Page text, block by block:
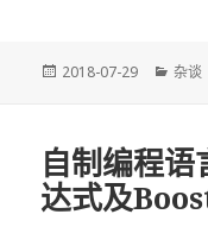
发
2018-07-29
分
杂谈
自制编程
达式及